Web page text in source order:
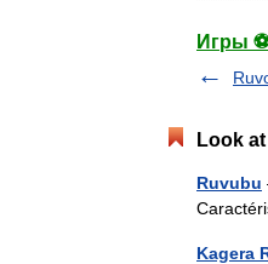
Игры
Look
Ruvubu
Kagera